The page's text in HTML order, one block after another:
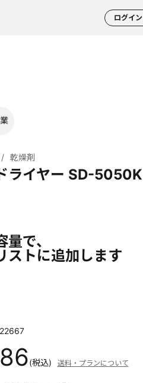
ログイン
乾燥剤
ライヤー SD-
で、
ストに追加します
(税込) 送料・プランについて